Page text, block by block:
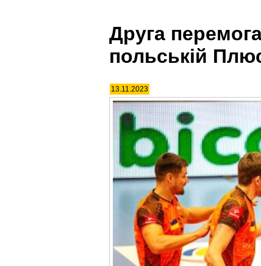
Друга
польській
13.11.2023